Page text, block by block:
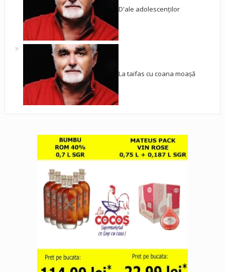
D'ale adolescenților
La taifas cu coana moașă